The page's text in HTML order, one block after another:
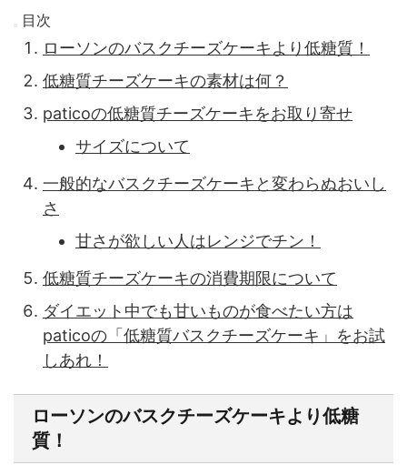
目次
ローソンのバスクチーズケーキより低糖質！
低糖質チーズケーキの素材は何？
paticoの低糖質チーズケーキをお取り寄せ
サイズについて
一般的なバスクチーズケーキと変わらぬおいし
さ
甘さが欲しい人はレンジでチン！
低糖質チーズケーキの消費期限について
ダイエット中でも甘いものが食べたい方は
paticoの「低糖質バスクチーズケーキ」をお試
しあれ！
ローソンのバスクチーズケーキより低糖
質！